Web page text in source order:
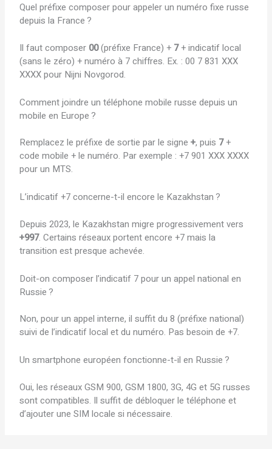
Quel préfixe composer pour appeler un numéro fixe russe
depuis la France ?
Il faut composer 00(préfixe France) + 7+ indicatif local
(sans le zéro) + numéro à 7 chiffres. Ex. : 00 7 831 XXX
XXXX pour Nijni Novgorod.
Comment joindre un téléphone mobile russe depuis un
mobile en Europe ?
Remplacez le préfixe de sortie par le signe+, puis 7+
code mobile + le numéro. Par exemple : +7 901 XXX XXXX
pour un MTS.
L’indicatif +7 concerne-t-il encore le Kazakhstan ?
Depuis 2023, le Kazakhstan migre progressivement vers
+997. Certains réseaux portent encore +7 mais la
transition est presque achevée.
Doit-on composer l’indicatif 7 pour un appel national en
Russie ?
Non, pour un appel interne, il suffit du 8 (préfixe national)
suivi de l’indicatif local et du numéro. Pas besoin de +7.
Un smartphone européen fonctionne-t-il en Russie ?
Oui, les réseaux GSM 900, GSM 1800, 3G, 4G et 5G russes
sont compatibles. Il suffit de débloquer le téléphone et
d’ajouter une SIM locale si nécessaire.